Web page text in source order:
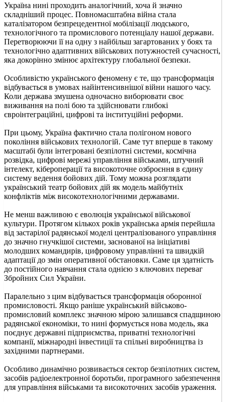
Україна нині проходить аналогічний, хоча й значно
складніший процес. Повномасштабна війна стала
каталізатором безпрецедентної мобілізації людського,
технологічного та промислового потенціалу нашої держави.
Перетворюючи її на одну з найбільш загартованих у боях та
технологічно адаптивних військових потужностей сучасності,
яка докорінно змінює архітектуру глобальної безпеки.
Особливістю українського феномену є те, що трансформація
відбувається в умовах найінтенсивнішої війни нашого часу.
Коли держава змушена одночасно виборювати своє
виживання на полі бою та здійснювати глибокі
євроінтеграційні, цифрові та інституційні реформи.
При цьому, Україна фактично стала полігоном нового
покоління військових технологій. Саме тут вперше в такому
масштабі були інтегровані безпілотні системи, космічна
розвідка, цифрові мережі управління військами, штучний
інтелект, кібероперації та високоточне озброєння в єдину
систему ведення бойових дій. Тому можна розглядати
український театр бойових дій як модель майбутніх
конфліктів між високотехнологічними державами.
Не менш важливою є еволюція української військової
культури. Протягом кількох років українська армія перейшла
від застарілої радянської моделі централізованого управління
до значно гнучкішої системи, заснованої на ініціативі
молодших командирів, цифровому управлінні та швидкій
адаптації до змін оперативної обстановки. Саме ця здатність
до постійного навчання стала однією з ключових переваг
Збройних Сил України.
Паралельно з цим відбувається трансформація оборонної
промисловості. Якщо раніше український військово-
промисловий комплекс значною мірою залишався спадщиною
радянської економіки, то нині формується нова модель, яка
поєднує державні підприємства, приватні технологічні
компанії, міжнародні інвестиції та спільні виробництва із
західними партнерами.
Особливо динамічно розвивається сектор безпілотних систем,
засобів радіоелектронної боротьби, програмного забезпечення
для управління військами та високоточних засобів ураження.